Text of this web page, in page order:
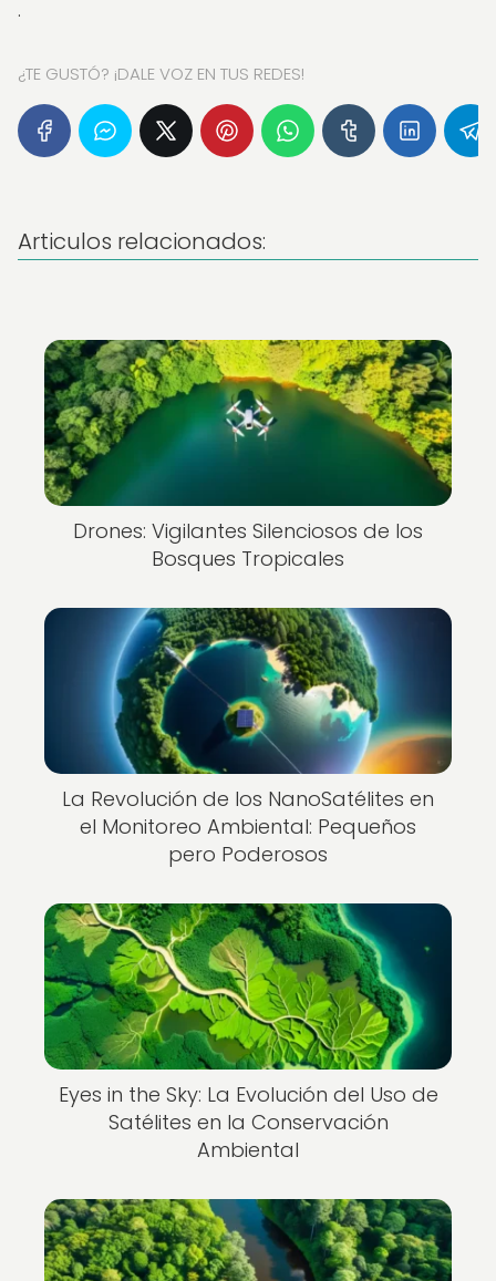
.
¿TE GUSTÓ? ¡DALE VOZ EN TUS REDES!
Articulos relacionados:
Drones: Vigilantes Silenciosos de los
Bosques Tropicales
La Revolución de los NanoSatélites en
el Monitoreo Ambiental: Pequeños
pero Poderosos
Eyes in the Sky: La Evolución del Uso de
Satélites en la Conservación
Ambiental